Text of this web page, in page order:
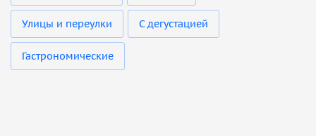
Улицы и переулки С дегустацией
Гастрономические